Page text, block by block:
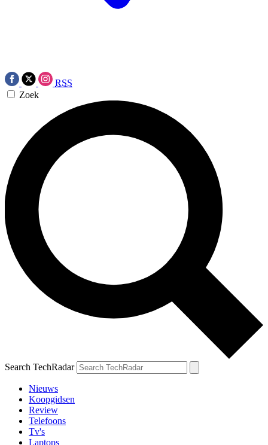
RSS
Zoek
Search TechRadar
Nieuws
Koopgidsen
Review
Telefoons
Tv's
Laptops